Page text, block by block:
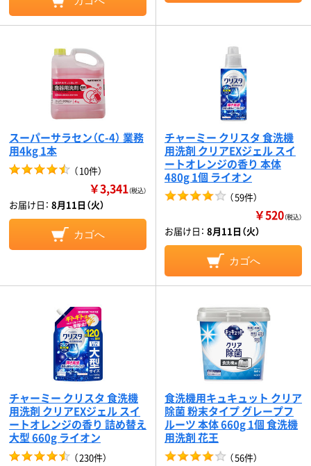
スーパーサラセン（C-4） 業務
用4kg 1本
（10件）
￥3,341（税込）
お届け日： 8月11日（火）
カゴへ
チャーミー クリスタ 食洗機
用洗剤 クリアEXジェル スイ
ートオレンジの香り 本体
480g 1個 ライオン
（59件）
￥520（税込）
お届け日： 8月11日（火）
カゴへ
チャーミー クリスタ 食洗機
用洗剤 クリアEXジェル スイ
ートオレンジの香り 詰め替え
大型 660g ライオン
（230件）
食洗機用キュキュット クリア
除菌 粉末タイプ グレープフ
ルーツ 本体 660g 1個 食洗機
用洗剤 花王
（56件）